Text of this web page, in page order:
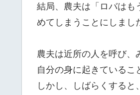
結局、農夫は「ロバはも
めてしまうことにしまし
農夫は近所の人を呼び、
自分の身に起きているこ
しかし、しばらくすると